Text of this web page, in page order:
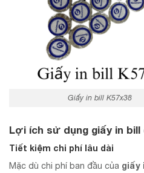
Giấy in bill K57x38
Lợi ích sử dụng giấy in
Tiết kiệm chi phí lâu dài
Mặc dù chi phí ban đầu của giấy